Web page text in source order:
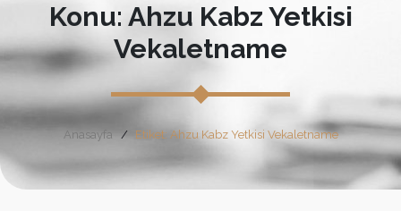
Konu: Ahzu Kabz Yetkisi
Vekaletname
Anasayfa Etiket: Ahzu Kabz Yetkisi Vekaletname